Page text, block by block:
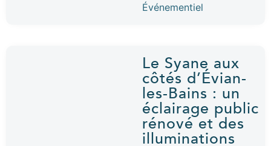
Événementiel
Le Syane aux
côtés d’Évian-
les-Bains : un
éclairage public
rénové et des
illuminations